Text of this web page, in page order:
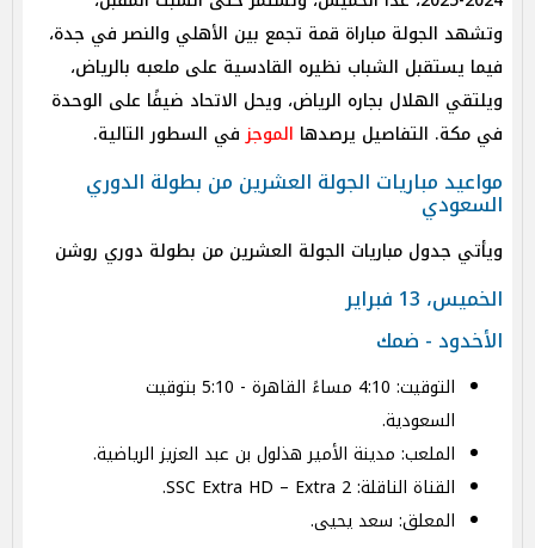
وتشهد الجولة مباراة قمة تجمع بين الأهلي والنصر في جدة،
فيما يستقبل الشباب نظيره القادسية على ملعبه بالرياض،
ويلتقي الهلال بجاره الرياض، ويحل الاتحاد ضيفًا على الوحدة
في مكة. التفاصيل يرصدها الموجزفي السطور التالية.
مواعيد مباريات الجولة العشرين من بطولة الدوري
السعودي
ويأتي جدول مباريات الجولة العشرين من بطولة دوري روشن
الخميس، 13 فبراير
الأخدود - ضمك
التوقيت: 4:10 مساءً القاهرة - 5:10 بتوقيت
السعودية.
الملعب: مدينة الأمير هذلول بن عبد العزيز الرياضية.
القناة الناقلة: SSC Extra HD – Extra 2.
المعلق: سعد يحيى.